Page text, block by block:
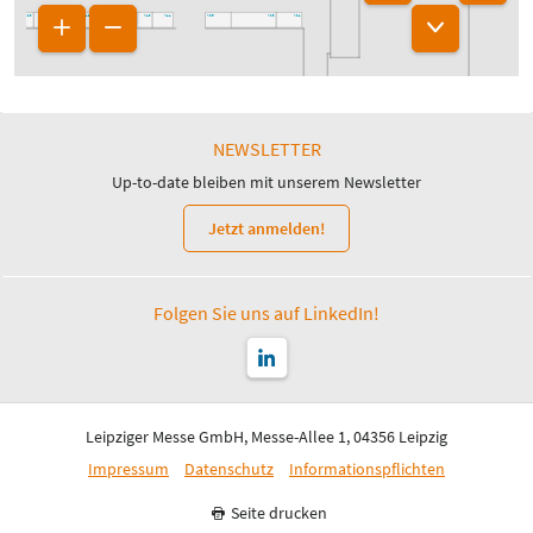
A23 A03 A01
A13
A19 A11 A05
NEWSLETTER
Up-to-date bleiben mit unserem Newsletter
Jetzt anmelden!
Folgen Sie uns auf LinkedIn!
Leipziger Messe GmbH, Messe-Allee 1, 04356 Leipzig
Impressum
Datenschutz Informationspflichten
Seite drucken